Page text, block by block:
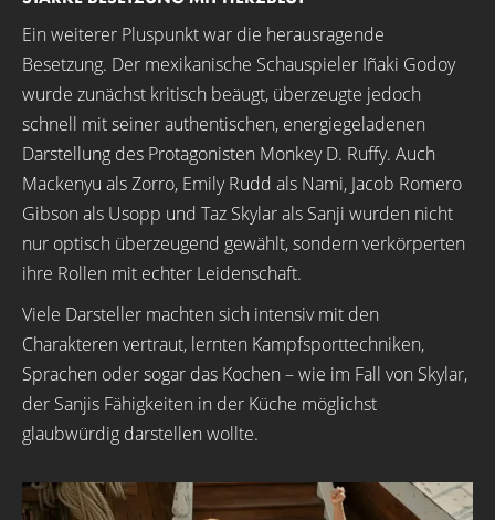
Ein weiterer Pluspunkt war die herausragende
Besetzung. Der mexikanische Schauspieler Iñaki Godoy
wurde zunächst kritisch beäugt, überzeugte jedoch
schnell mit seiner authentischen, energiegeladenen
Darstellung des Protagonisten Monkey D. Ruffy. Auch
Mackenyu als Zorro, Emily Rudd als Nami, Jacob Romero
Gibson als Usopp und Taz Skylar als Sanji wurden nicht
nur optisch überzeugend gewählt, sondern verkörperten
ihre Rollen mit echter Leidenschaft.
Viele Darsteller machten sich intensiv mit den
Charakteren vertraut, lernten Kampfsporttechniken,
Sprachen oder sogar das Kochen – wie im Fall von Skylar,
der Sanjis Fähigkeiten in der Küche möglichst
glaubwürdig darstellen wollte.